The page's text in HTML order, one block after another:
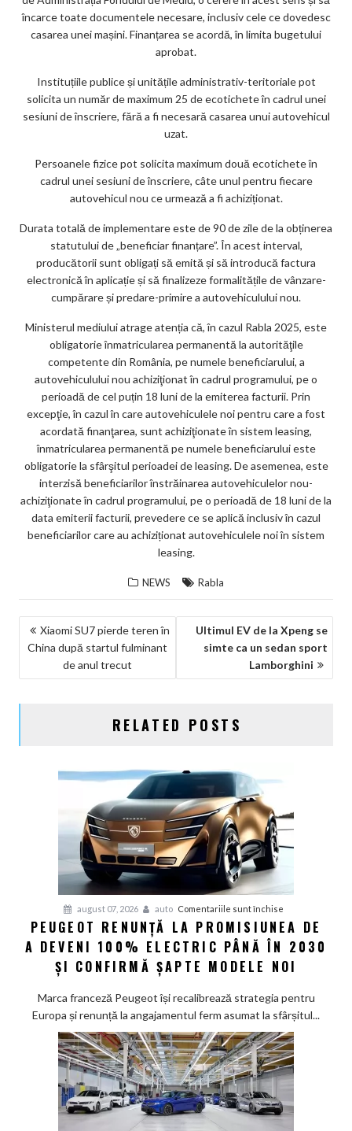
încarce toate documentele necesare, inclusiv cele ce dovedesc
casarea unei mașini. Finanțarea se acordă, în limita bugetului
aprobat.
Instituțiile publice și unitățile administrativ-teritoriale pot
solicita un număr de maximum 25 de ecotichete în cadrul unei
sesiuni de înscriere, fără a fi necesară casarea unui autovehicul
uzat.
Persoanele fizice pot solicita maximum două ecotichete în
cadrul unei sesiuni de înscriere, câte unul pentru fiecare
autovehicul nou ce urmează a fi achiziționat.
Durata totală de implementare este de 90 de zile de la obținerea
statutului de „beneficiar finanțare”. În acest interval,
producătorii sunt obligați să emită și să introducă factura
electronică în aplicație și să finalizeze formalitățile de vânzare-
cumpărare și predare-primire a autovehiculului nou.
Ministerul mediului atrage atenția că, în cazul Rabla 2025, este
obligatorie înmatricularea permanentă la autorităţile
competente din România, pe numele beneficiarului, a
autovehiculului nou achiziţionat în cadrul programului, pe o
perioadă de cel puțin 18 luni de la emiterea facturii. Prin
excepţie, în cazul în care autovehiculele noi pentru care a fost
acordată finanţarea, sunt achiziţionate în sistem leasing,
înmatricularea permanentă pe numele beneficiarului este
obligatorie la sfârşitul perioadei de leasing. De asemenea, este
interzisă beneficiarilor înstrăinarea autovehiculelor nou-
achiziţionate în cadrul programului, pe o perioadă de 18 luni de la
data emiterii facturii, prevedere ce se aplică inclusiv în cazul
beneficiarilor care au achiziționat autovehiculele noi în sistem
leasing.
NEWS Rabla
NAVIGARE
ÎN
ARTICOLE
Xiaomi SU7 pierde teren în
China după startul fulminant
de anul trecut
Ultimul EV de la Xpeng se
simte ca un sedan sport
Lamborghini
RELATED POSTS
august 07, 2026 auto Comentariile sunt închise
Peugeot
renunță
la
de
a
100%
electric
până
2030
PEUGEOT RENUNȚĂ LA PROMISIUNEA DE
A DEVENI 100% ELECTRIC PÂNĂ ÎN 2030
ȘI CONFIRMĂ ȘAPTE MODELE NOI
Marca franceză Peugeot își recalibrează strategia pentru
Europa și renunță la angajamentul ferm asumat la sfârșitul...